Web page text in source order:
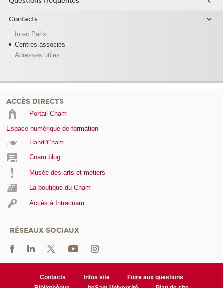
Contacts
Intec Paris
Centres associés
Adresses utiles
ACCÈS DIRECTS
Portail Cnam
Espace numérique de formation
Handi'Cnam
Cnam blog
Musée des arts et métiers
La boutique du Cnam
Accès à Intracnam
RÉSEAUX SOCIAUX
Contacts Infos site
Foire aux questions